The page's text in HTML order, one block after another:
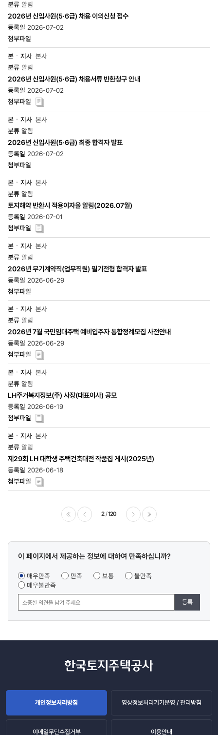
알림
2026년 신입사원(5·6급) 채용 이의신청 접수
2026-07-02
본사
알림
2026년 신입사원(5·6급) 채용서류 반환청구 안내
2026-07-02
본사
알림
2026년 신입사원(5·6급) 최종 합격자 발표
2026-07-02
본사
알림
토지해약 반환시 적용이자율 알림(2026.07월)
2026-07-01
본사
알림
2026년 무기계약직(업무직원) 필기전형 합격자 발표
2026-06-29
본사
알림
2026년 7월 국민임대주택 예비입주자 통합정례모집 사전안내
2026-06-29
본사
알림
LH주거복지정보(주) 사장(대표이사) 공모
2026-06-19
본사
알림
제29회 LH 대학생 주택건축대전 작품집 게시(2025년)
2026-06-18
2 120
콘텐츠
조사
이 페이지에서 제공하는 정보에 대하여 만족하십니까?
매우만족 만족 보통
불만족
매우불만족
등록
개인정보처리방침 영상정보처리기기운영 / 관리방침
이메일무단수집거부 이용안내